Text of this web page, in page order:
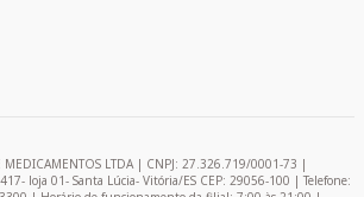
LTDA | CNPJ: 27.326.719/0001-73 |
loja 01- Santa Lúcia- Vitória/ES CEP: 29056-100 | Telefone: